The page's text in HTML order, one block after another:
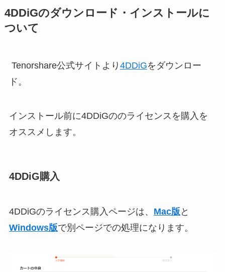
4DDiGのダウンロード・インストールに
ついて
Tenorshare公式サイトより 4DDiGをダウンロー
ド。
インストール前に4DDiGののライセンスを購入を
オススメします。
4DDiG購入
4DDiGのライセンス購入ページは、 Mac版 と
Windows版で別ページでの処理になります。